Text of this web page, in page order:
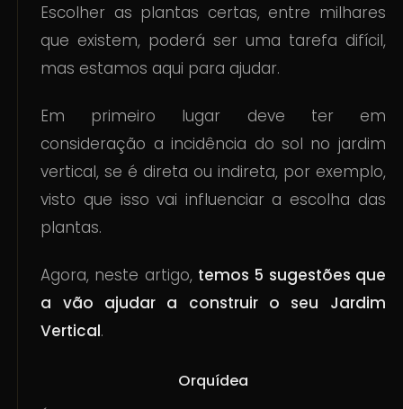
Escolher as plantas certas, entre milhares
que existem, poderá ser uma tarefa difícil,
mas estamos aqui para ajudar.
Em primeiro lugar deve ter em
consideração a incidência do sol no jardim
vertical, se é direta ou indireta, por exemplo,
visto que isso vai influenciar a escolha das
plantas.
Agora, neste artigo, temos 5 sugestões que
a vão ajudar a construir o seu Jardim
Vertical.
Orquídea